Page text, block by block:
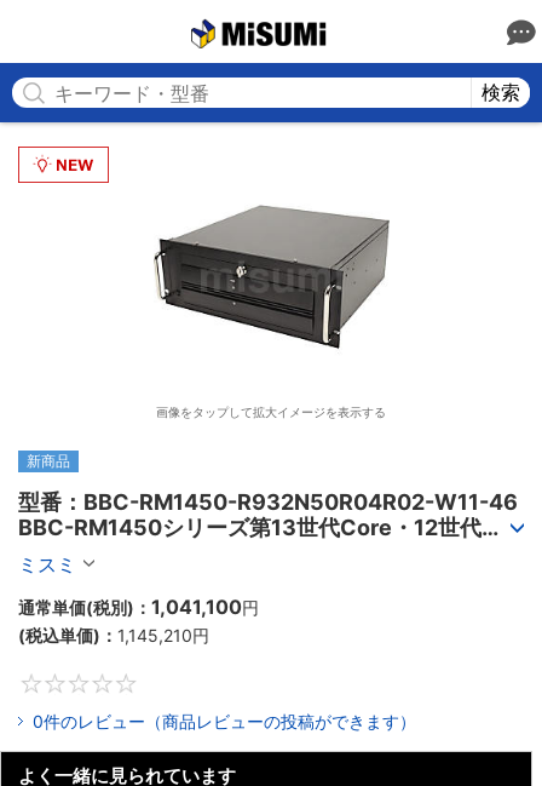
検索
画像をタップして拡大イメージを表示する
新商品
型番：BBC-RM1450-R932N50R04R02-W11-46
BBC-RM1450シリーズ第13世代Core・12世代
Celeron対応ラックマウント4PCIe
ミスミ
通常単価(税別)： 1,041,100円
(税込単価)： 1,145,210円
0件のレビュー（商品レビューの投稿ができます）
よく一緒に見られています